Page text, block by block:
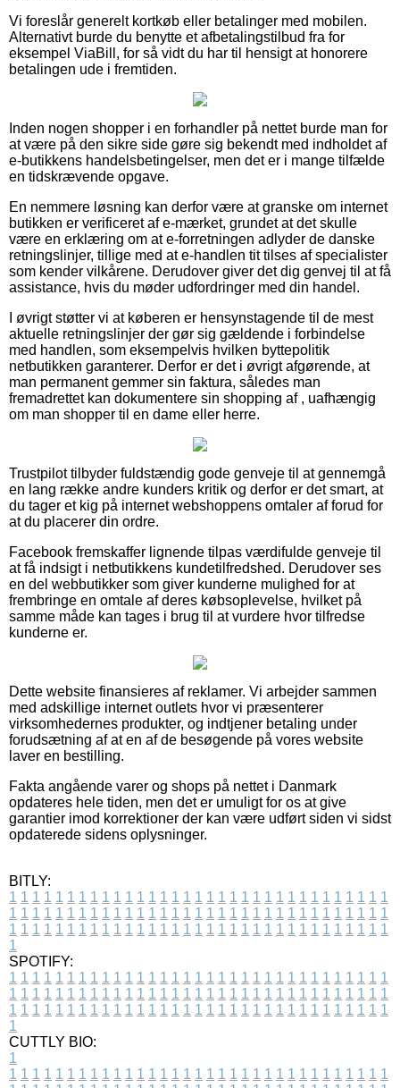
Vi foreslår generelt kortkøb eller betalinger med mobilen.
Alternativt burde du benytte et afbetalingstilbud fra for
eksempel ViaBill, for så vidt du har til hensigt at honorere
betalingen ude i fremtiden.
Inden nogen shopper i en forhandler på nettet burde man for
at være på den sikre side gøre sig bekendt med indholdet af
e-butikkens handelsbetingelser, men det er i mange tilfælde
en tidskrævende opgave.
En nemmere løsning kan derfor være at granske om internet
butikken er verificeret af e-mærket, grundet at det skulle
være en erklæring om at e-forretningen adlyder de danske
retningslinjer, tillige med at e-handlen tit tilses af specialister
som kender vilkårene. Derudover giver det dig genvej til at få
assistance, hvis du møder udfordringer med din handel.
I øvrigt støtter vi at køberen er hensynstagende til de mest
aktuelle retningslinjer der gør sig gældende i forbindelse
med handlen, som eksempelvis hvilken byttepolitik
netbutikken garanterer. Derfor er det i øvrigt afgørende, at
man permanent gemmer sin faktura, således man
fremadrettet kan dokumentere sin shopping af , uafhængig
om man shopper til en dame eller herre.
Trustpilot tilbyder fuldstændig gode genveje til at gennemgå
en lang række andre kunders kritik og derfor er det smart, at
du tager et kig på internet webshoppens omtaler af forud for
at du placerer din ordre.
Facebook fremskaffer lignende tilpas værdifulde genveje til
at få indsigt i netbutikkens kundetilfredshed. Derudover ses
en del webbutikker som giver kunderne mulighed for at
frembringe en omtale af deres købsoplevelse, hvilket på
samme måde kan tages i brug til at vurdere hvor tilfredse
kunderne er.
Dette website finansieres af reklamer. Vi arbejder sammen
med adskillige internet outlets hvor vi præsenterer
virksomhedernes produkter, og indtjener betaling under
forudsætning af at en af de besøgende på vores website
laver en bestilling.
Fakta angående varer og shops på nettet i Danmark
opdateres hele tiden, men det er umuligt for os at give
garantier imod korrektioner der kan være udført siden vi sidst
opdaterede sidens oplysninger.
BITLY:
1 1 1 1 1 1 1 1 1 1 1 1 1 1 1 1 1 1 1 1 1 1 1 1 1 1 1 1 1 1 1 1 1
1 1 1 1 1 1 1 1 1 1 1 1 1 1 1 1 1 1 1 1 1 1 1 1 1 1 1 1 1 1 1 1 1
1 1 1 1 1 1 1 1 1 1 1 1 1 1 1 1 1 1 1 1 1 1 1 1 1 1 1 1 1 1 1 1 1
1
SPOTIFY:
1 1 1 1 1 1 1 1 1 1 1 1 1 1 1 1 1 1 1 1 1 1 1 1 1 1 1 1 1 1 1 1 1
1 1 1 1 1 1 1 1 1 1 1 1 1 1 1 1 1 1 1 1 1 1 1 1 1 1 1 1 1 1 1 1 1
1 1 1 1 1 1 1 1 1 1 1 1 1 1 1 1 1 1 1 1 1 1 1 1 1 1 1 1 1 1 1 1 1
1
CUTTLY BIO:
1
1 1 1 1 1 1 1 1 1 1 1 1 1 1 1 1 1 1 1 1 1 1 1 1 1 1 1 1 1 1 1 1 1